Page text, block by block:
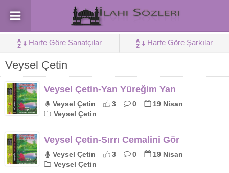
Harfe Göre Sanatçılar Harfe Göre Şarkılar
Veysel Çetin
Veysel Çetin-Yan Yüreğim Yan
Veysel Çetin 3 0
19 Nisan
Veysel Çetin
Veysel Çetin-Sırrı Cemalini Gör
Veysel Çetin 3 0
19 Nisan
Veysel Çetin